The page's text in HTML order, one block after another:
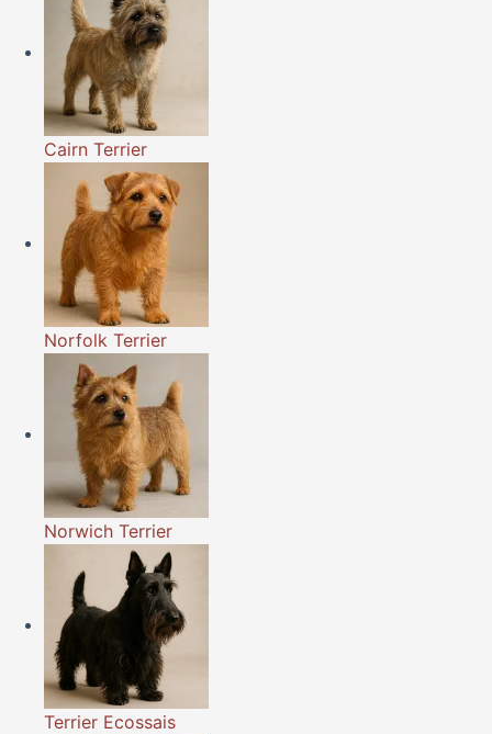
Cairn Terrier
Norfolk Terrier
Norwich Terrier
Terrier Ecossais